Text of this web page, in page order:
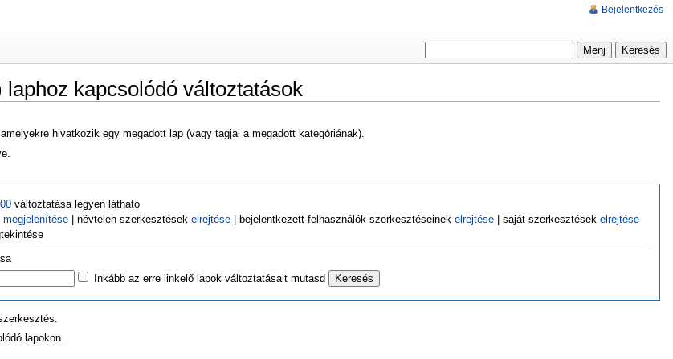
kapcsolódó változtatások
hivatkozik egy megadott lap (vagy tagjai a megadott kategóriának).
változtatása legyen látható
megjelenítése| névtelen szerkesztések elrejtése| bejelentkezett felhasználók szerkesztéseinek elrejtése| saját szerkesztések elrejtése
Inkább az erre linkelő lapok változtatásait mutasd
lapokon.
Bejelentkezés